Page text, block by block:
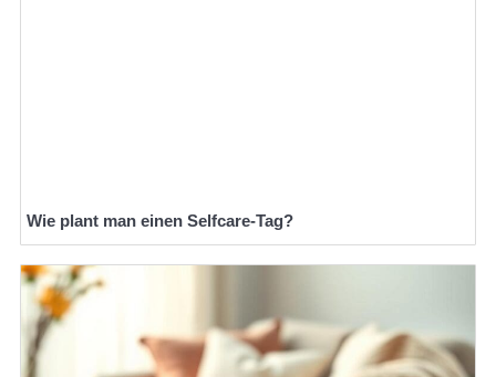
Wie plant man einen Selfcare-Tag?